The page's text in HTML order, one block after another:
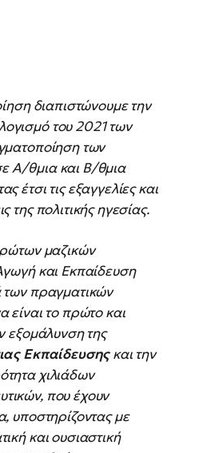
διαπιστώνουμε την
του 2021 των
των
Α/θμια και Β/θμια
έτσι τις εξαγγελίες και
της πολιτικής ηγεσίας.
μαζικών
και Εκπαίδευση
των πραγματικών
είναι το πρώτο και
εξομάλυνση της
Εκπαίδευσηςκαι την
χιλιάδων
που έχουν
υποστηρίζοντας με
και ουσιαστική